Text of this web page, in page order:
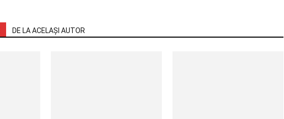
DE LA ACELAȘI AUTOR